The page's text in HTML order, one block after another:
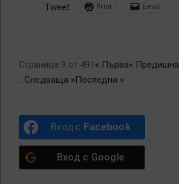
Tweet Print Email
Страница 9 от 491 « Първа« Предишна
...Следваща »Последна »
Вход с Facebook
Вход с Google